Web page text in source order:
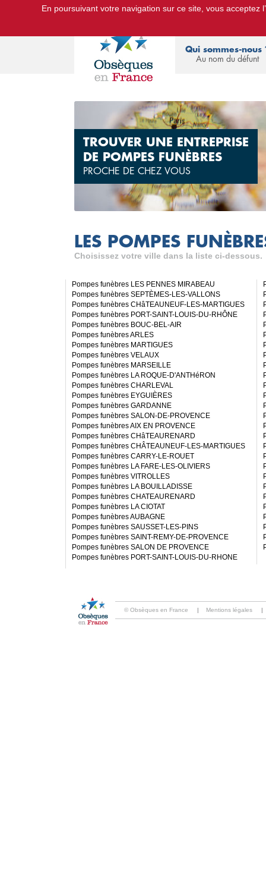
Le Portail d'Informations Obsèques :devis
Qui sommes-nous
Au nom du défunt
TROUVER UNE ENTREPRISE
DE POMPES FUNÈBRES
PROCHE DE CHEZ VOUS
LES POMPES
Choisissez votre ville dans la liste ci-dessous.
Pompes funèbres LES PENNES MIRABEAU
Pompes funèbres SEPTÈMES-LES-VALLONS
Pompes funèbres CHâTEAUNEUF-LES-MARTIGUES
Pompes funèbres PORT-SAINT-LOUIS-DU-RHÔNE
Pompes funèbres BOUC-BEL-AIR
Pompes funèbres ARLES
Pompes funèbres MARTIGUES
Pompes funèbres VELAUX
Pompes funèbres MARSEILLE
Pompes funèbres LA ROQUE-D'ANTHéRON
Pompes funèbres CHARLEVAL
Pompes funèbres EYGUIÈRES
Pompes funèbres GARDANNE
Pompes funèbres SALON-DE-PROVENCE
Pompes funèbres AIX EN PROVENCE
Pompes funèbres CHâTEAURENARD
Pompes funèbres CHÂTEAUNEUF-LES-MARTIGUES
Pompes funèbres CARRY-LE-ROUET
Pompes funèbres LA FARE-LES-OLIVIERS
Pompes funèbres VITROLLES
Pompes funèbres LA BOUILLADISSE
Pompes funèbres CHATEAURENARD
Pompes funèbres LA CIOTAT
Pompes funèbres AUBAGNE
Pompes funèbres SAUSSET-LES-PINS
Pompes funèbres SAINT-REMY-DE-PROVENCE
Pompes funèbres SALON DE PROVENCE
Pompes funèbres PORT-SAINT-LOUIS-DU-RHONE
© Obsèques en France | Mentions légales |
En poursuivant votre navigation sur ce site, vous